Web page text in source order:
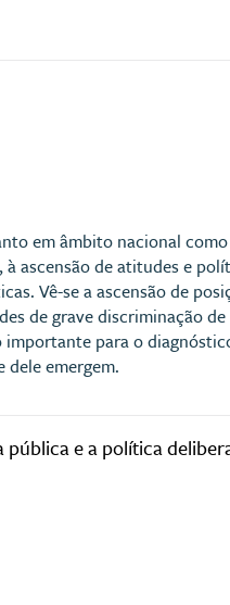
em âmbito nacional
ascensão de atitudes e
Vê-se a ascensão de
de grave discriminação
para o
dele emergem.
e a política